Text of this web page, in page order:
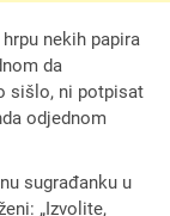
nekih papira
da
sišlo, ni potpisat
odjednom
sugrađanku u
„Izvolite,